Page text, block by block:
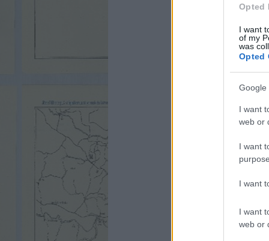
Opted
I want
of my
was
Opted
Google
I want
web or
I want
I want
I want
web or